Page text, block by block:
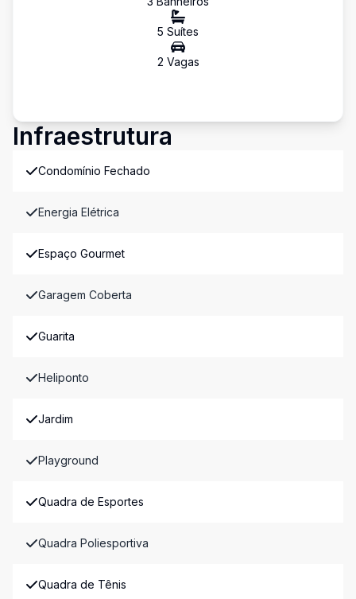
5 Suítes
2 Vagas
Infraestrutura
Condomínio Fechado
Energia Elétrica
Espaço Gourmet
Garagem Coberta
Guarita
Heliponto
Jardim
Playground
Quadra de Esportes
Quadra Poliesportiva
Quadra de Tênis